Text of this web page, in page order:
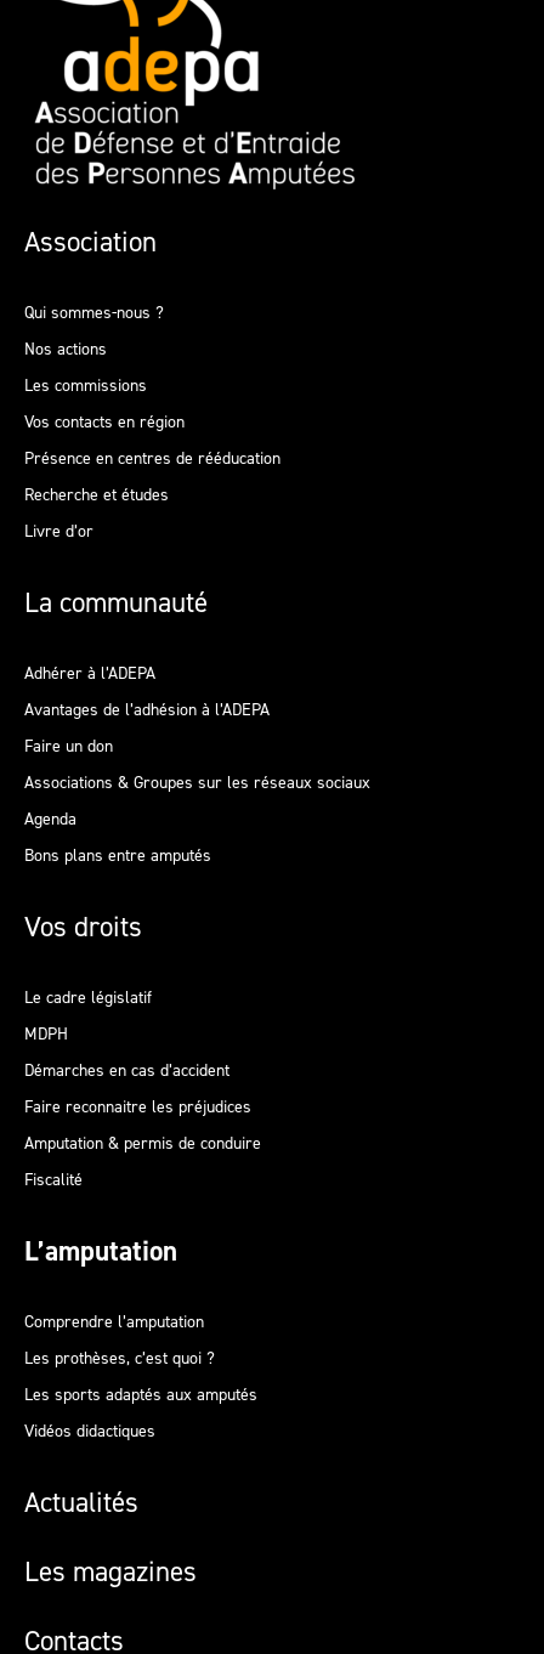
Association
Qui sommes-nous ?
Nos actions
Les commissions
Vos contacts en région
Présence en centres de rééducation
Recherche et études
Livre d’or
La communauté
Adhérer à l’ADEPA
Avantages de l’adhésion à l’ADEPA
Faire un don
Associations & Groupes sur les réseaux sociaux
Agenda
Bons plans entre amputés
Vos droits
Le cadre législatif
MDPH
Démarches en cas d’accident
Faire reconnaitre les préjudices
Amputation & permis de conduire
Fiscalité
L’amputation
Comprendre l’amputation
Les prothèses, c’est quoi ?
Les sports adaptés aux amputés
Vidéos didactiques
Actualités
Les magazines
Contacts